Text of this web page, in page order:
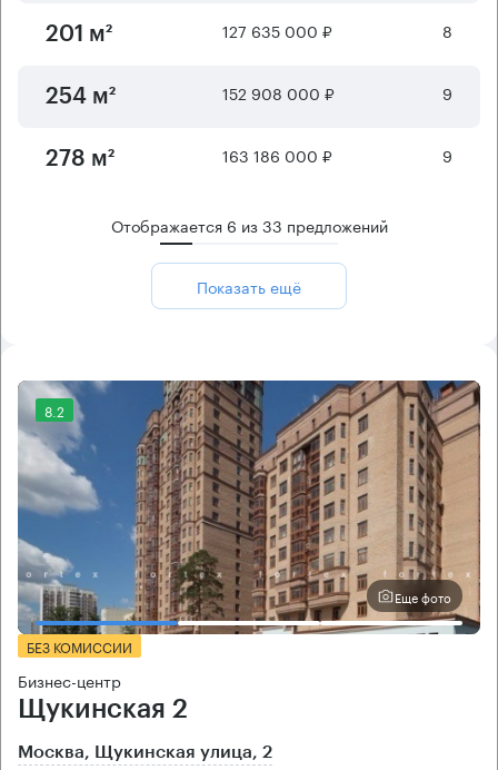
201 м² 127 635 000 ₽ 8
254 м² 152 908 000 ₽ 9
278 м² 163 186 000 ₽ 9
Отображается 6 из33 предложений
Показать ещё
8.2
Еще фото
БЕЗ КОМИССИИ
Бизнес-центр
Щукинская 2
Москва, Щукинская улица, 2